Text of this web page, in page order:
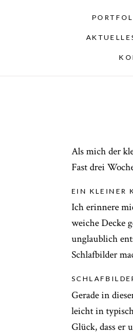
Als mich der
Fast drei
EIN KLEINER
Ich erinnere
weiche Decke
unglaublich
Schlafbilder
Gerade in
leicht in
Glück, dass er